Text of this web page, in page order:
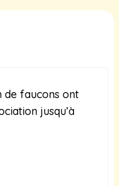
de faucons ont
jusqu’à